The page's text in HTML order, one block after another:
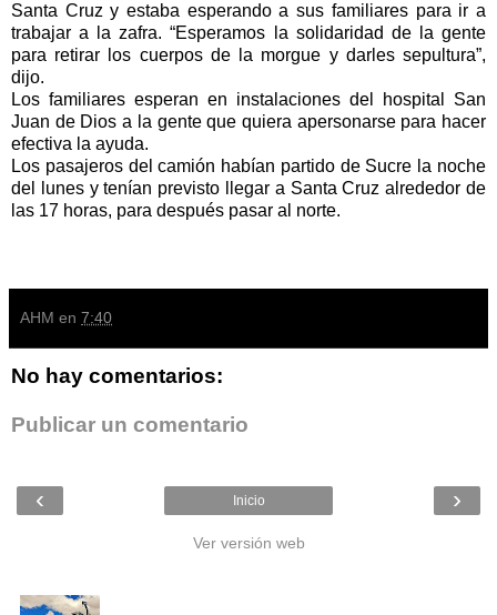
Santa Cruz y estaba esperando a sus familiares para ir a
trabajar a la zafra. “Esperamos la solidaridad de la gente
para retirar los cuerpos de la morgue y darles sepultura”,
dijo.
Los familiares esperan en instalaciones del hospital San
Juan de Dios a la gente que quiera apersonarse para hacer
efectiva la ayuda.
Los pasajeros del camión habían partido de Sucre la noche
del lunes y tenían previsto llegar a Santa Cruz alrededor de
las 17 horas, para después pasar al norte.
AHM en 7:40
No hay comentarios:
Publicar un comentario
‹ ›
Inicio
Ver versión web